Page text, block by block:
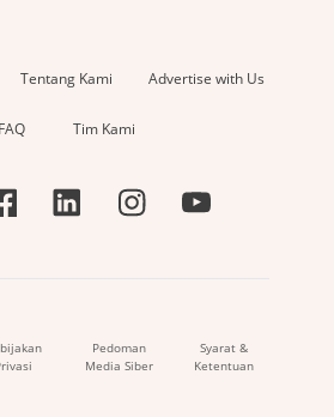
Tentang Kami Advertise with Us
FAQ Tim Kami
Pedoman
Media Siber
Syarat &
Ketentuan